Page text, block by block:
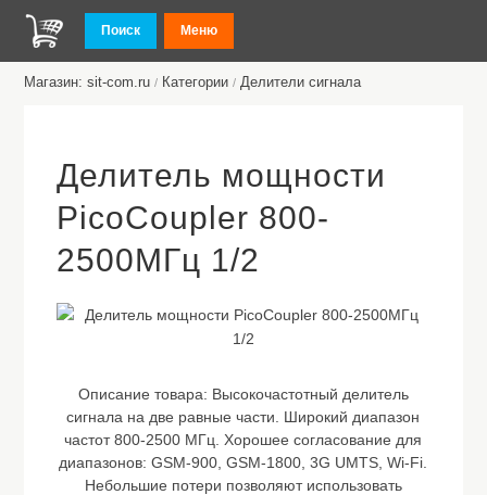
Поиск Меню
Магазин: sit-com.ru / Категории / Делители сигнала
Делитель мощности
PicoCoupler 800-
2500МГц 1/2
Описание товара: Высокочастотный делитель
сигнала на две равные части. Широкий диапазон
частот 800-2500 МГц. Хорошее согласование для
диапазонов: GSM-900, GSM-1800, 3G UMTS, Wi-Fi.
Небольшие потери позволяют использовать